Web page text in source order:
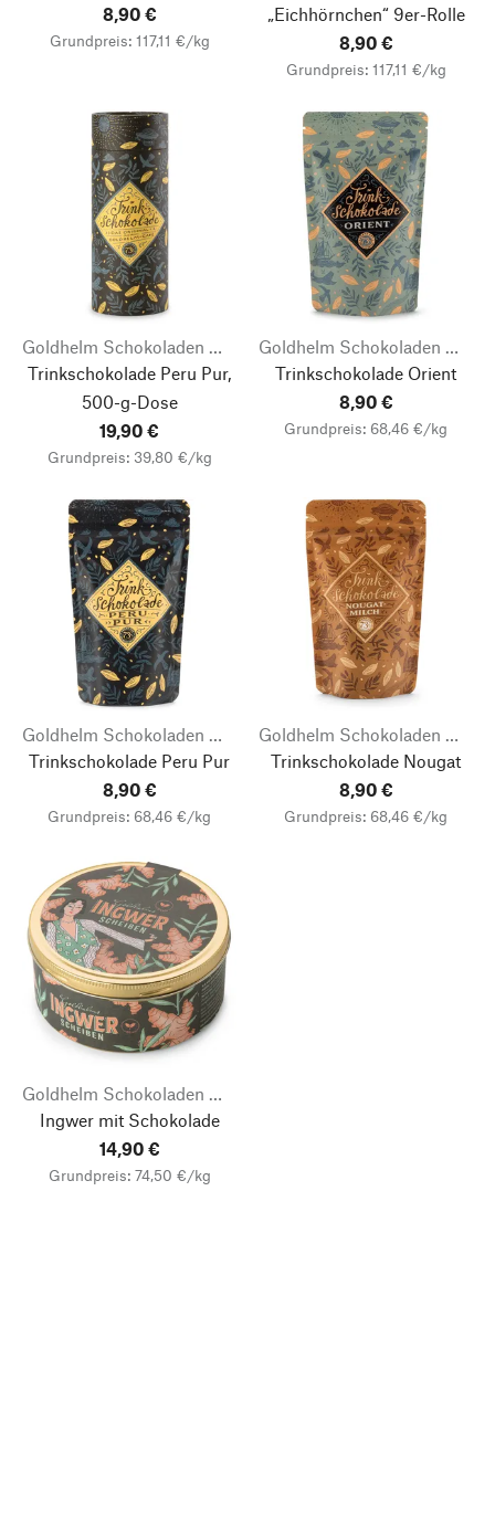
8,90 €
Grundpreis: 117,11 €/kg
„Eichhörnchen“ 9er-Rolle
8,90 €
Grundpreis: 117,11 €/kg
Goldhelm Schokoladen Manufaktur
Trinkschokolade Peru Pur,
500-g-Dose
19,90 €
Grundpreis: 39,80 €/kg
Goldhelm Schokoladen Manufaktur
Trinkschokolade Orient
8,90 €
Grundpreis: 68,46 €/kg
Goldhelm Schokoladen Manufaktur
Trinkschokolade Peru Pur
8,90 €
Grundpreis: 68,46 €/kg
Goldhelm Schokoladen Manufaktur
Trinkschokolade Nougat
8,90 €
Grundpreis: 68,46 €/kg
Goldhelm Schokoladen Manufaktur
Ingwer mit Schokolade
14,90 €
Grundpreis: 74,50 €/kg